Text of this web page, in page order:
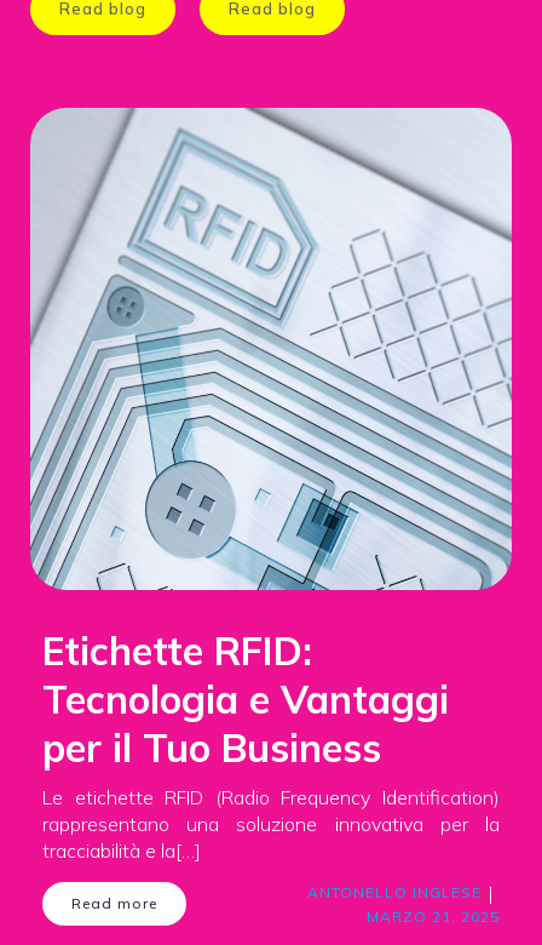
Read blog Read blog
Etichette RFID:
Tecnologia e Vantaggi
per il Tuo Business
Le etichette RFID (Radio Frequency Identification)
rappresentano una soluzione innovativa per la
tracciabilità e la[…]
Read more
ANTONELLO INGLESE |
MARZO 21, 2025